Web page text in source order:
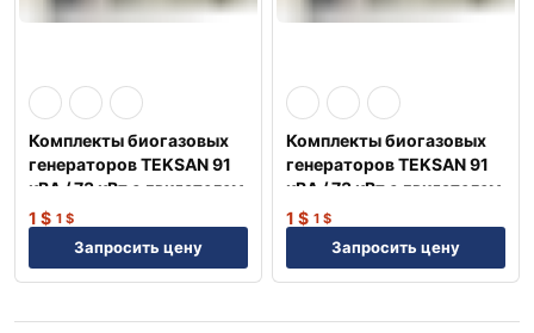
Комплекты биогазовых
генераторов TEKSAN 91
кВА / 73 кВт с двигателем
MAN Немецкий
1 $ 1 $
Запросить цену
Комплекты биогазовых
генераторов TEKSAN 91
кВА / 73 кВт с двигателем
MAN Немецкий
1 $ 1 $
Запросить цену